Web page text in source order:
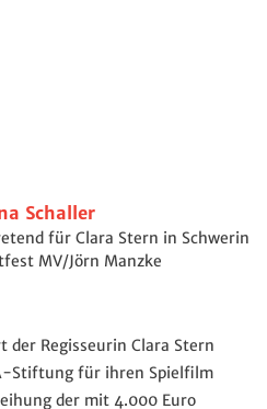
Schaller
für Clara Stern in Schwerin
MV/Jörn Manzke
Regisseurin Clara Stern
Stiftung für ihren Spielfilm
der mit 4.000 Euro